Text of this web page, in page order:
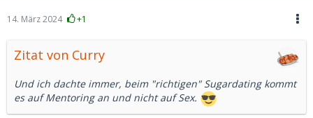
14. März 2024 +1
Zitat von Curry
Und ich dachte immer, beim "richtigen" Sugardating kommt
es auf Mentoring an und nicht auf Sex.